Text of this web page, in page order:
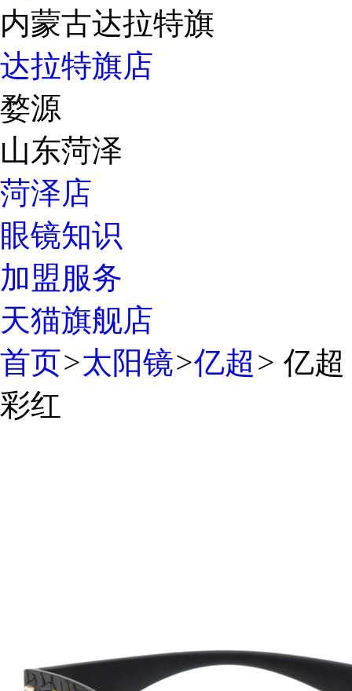
内蒙古达拉特旗
达拉特旗店
婺源
山东菏泽
菏泽店
眼镜知识
加盟服务
天猫旗舰店
首页>太阳镜>亿超 > 亿超
彩红